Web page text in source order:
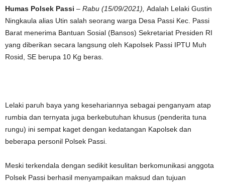
Humas Polsek Passi – Rabu (15/09/2021), Adalah Lelaki Gustin
Ningkaula alias Utin salah seorang warga Desa Passi Kec. Passi
Barat menerima Bantuan Sosial (Bansos) Sekretariat Presiden RI
yang diberikan secara langsung oleh Kapolsek Passi IPTU Muh
Rosid, SE berupa 10 Kg beras.
Lelaki paruh baya yang kesehariannya sebagai penganyam atap
rumbia dan ternyata juga berkebutuhan khusus (penderita tuna
rungu) ini sempat kaget dengan kedatangan Kapolsek dan
beberapa personil Polsek Passi.
Meski terkendala dengan sedikit kesulitan berkomunikasi anggota
Polsek Passi berhasil menyampaikan maksud dan tujuan